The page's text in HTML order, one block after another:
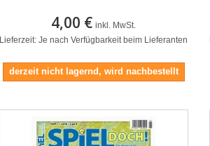
4,00 € inkl. MwSt.
Lieferzeit: Je nach Verfügbarkeit beim Lieferanten
derzeit nicht lagernd, wird nachbestellt